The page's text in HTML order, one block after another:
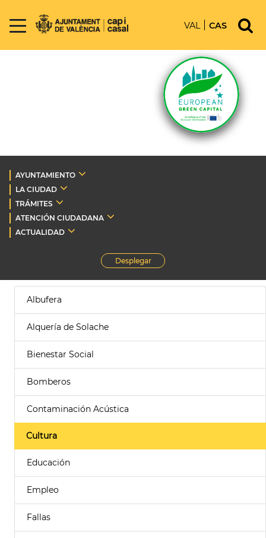
VAL CAS
AYUNTAMIENTO
LA CIUDAD
TRÁMITES
ATENCIÓN CIUDADANA
ACTUALIDAD
Desplegar
Albufera
Alquería de Solache
Bienestar Social
Bomberos
Contaminación Acústica
Cultura
Educación
Empleo
Fallas